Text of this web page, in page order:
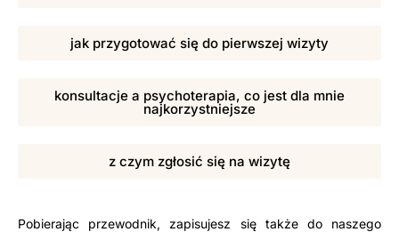
jak przygotować się do pierwszej wizyty
konsultacje a psychoterapia, co jest dla mnie
najkorzystniejsze
z czym zgłosić się na wizytę
Pobierając przewodnik, zapisujesz się także do naszego